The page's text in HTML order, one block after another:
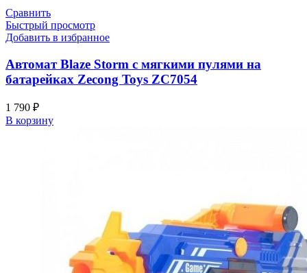
Сравнить
Быстрый просмотр
Добавить в избранное
Автомат Blaze Storm с мягкими пулями на
батарейках Zecong Toys ZC7054
1 790 ₽
В корзину